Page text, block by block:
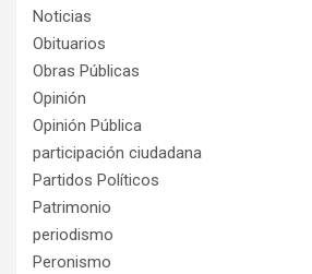
Noticias
Obituarios
Obras Públicas
Opinión
Opinión Pública
participación ciudadana
Partidos Políticos
Patrimonio
periodismo
Peronismo